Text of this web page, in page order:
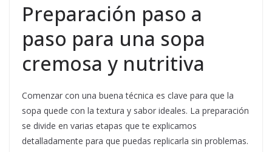
Preparación paso a
paso para una sopa
cremosa y nutritiva
Comenzar con una buena técnica es clave para que la
sopa quede con la textura y sabor ideales. La preparación
se divide en varias etapas que te explicamos
detalladamente para que puedas replicarla sin problemas.